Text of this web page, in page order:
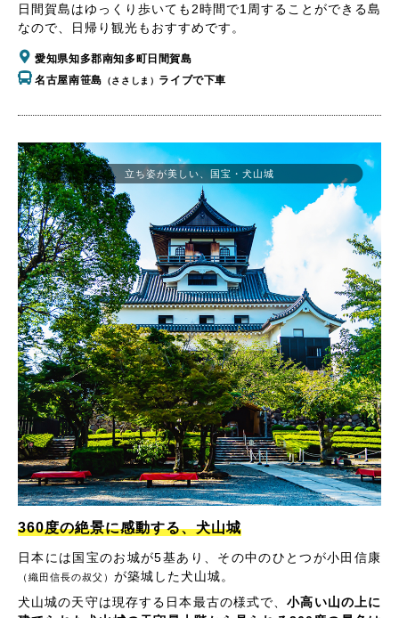
日間賀島はゆっくり歩いても2時間で1周することができる島
なので、日帰り観光もおすすめです。
愛知県知多郡南知多町日間賀島
名古屋南笹島 （ささしま） ライブで下車
360度の絶景に感動する、犬山城
日本には国宝のお城が5基あり、その中のひとつが小田信康
（織田信長の叔父） が築城した犬山城。
犬山城の天守は現存する日本最古の様式で、小高い山の上に
立ち姿が美しい、国宝・犬山城